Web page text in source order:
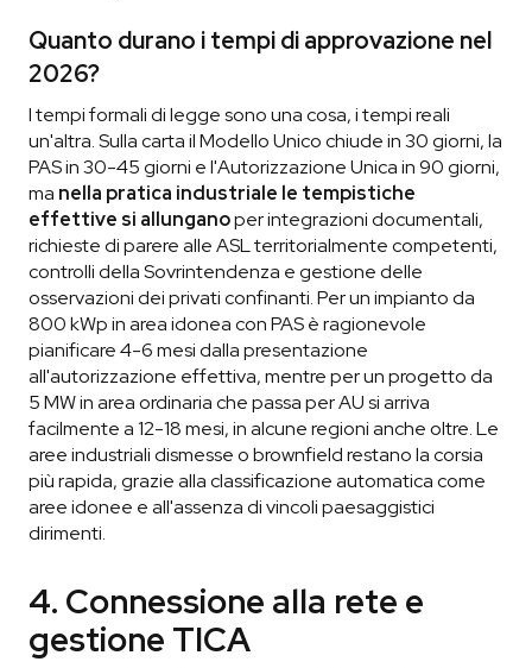
Quanto durano i tempi di approvazione nel
2026?
I tempi formali di legge sono una cosa, i tempi reali
un'altra. Sulla carta il Modello Unico chiude in 30 giorni, la
PAS in 30-45 giorni e l'Autorizzazione Unica in 90 giorni,
ma nella pratica industriale le tempistiche
effettive si allunganoper integrazioni documentali,
richieste di parere alle ASL territorialmente competenti,
controlli della Sovrintendenza e gestione delle
osservazioni dei privati confinanti. Per un impianto da
800 kWp in area idonea con PAS è ragionevole
pianificare 4-6 mesi dalla presentazione
all'autorizzazione effettiva, mentre per un progetto da
5 MW in area ordinaria che passa per AU si arriva
facilmente a 12-18 mesi, in alcune regioni anche oltre. Le
aree industriali dismesse o brownfield restano la corsia
più rapida, grazie alla classificazione automatica come
aree idonee e all'assenza di vincoli paesaggistici
dirimenti.
4. Connessione alla rete e
gestione TICA